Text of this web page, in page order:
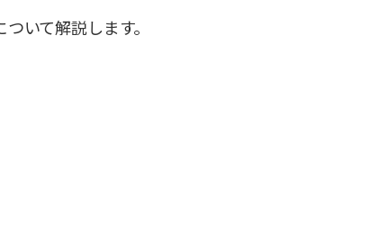
いて解説します。